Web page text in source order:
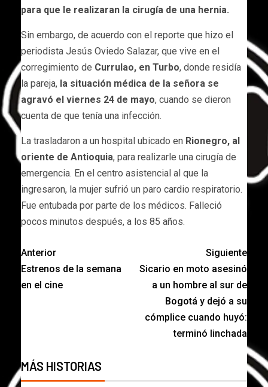
para que le realizaran la cirugía de una hernia.
Sin embargo, de acuerdo con el reporte que hizo el
periodista Jesús Oviedo Salazar, que vive en el
corregimiento de Currulao, en Turbo, donde residía
la pareja, la situación médica de la señora se
agravó el viernes 24 de mayo, cuando se dieron
cuenta de que tenía una infección.
La trasladaron a un hospital ubicado en Rionegro, al
oriente de Antioquia, para realizarle una cirugía de
emergencia. En el centro asistencial al que la
ingresaron, la mujer sufrió un paro cardio respiratorio.
Fue entubada por parte de los médicos. Falleció
pocos minutos después, a los 85 años.
Anterior
Estrenos de la semana
en el cine
Siguiente
Sicario en moto asesinó
a un hombre al sur de
Bogotá y dejó a su
cómplice cuando huyó:
terminó linchada
MÁS HISTORIAS